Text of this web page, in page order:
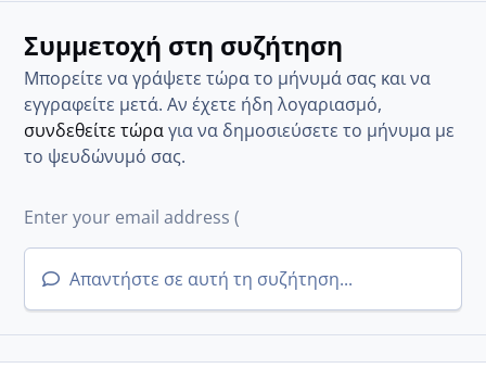
Συμμετοχή στη συζήτηση
Μπορείτε να γράψετε τώρα το μήνυμά σας και να
εγγραφείτε μετά. Αν έχετε ήδη λογαριασμό,
συνδεθείτε τώραγια να δημοσιεύσετε το μήνυμα με
το ψευδώνυμό σας.
Απαντήστε σε αυτή τη συζήτηση...